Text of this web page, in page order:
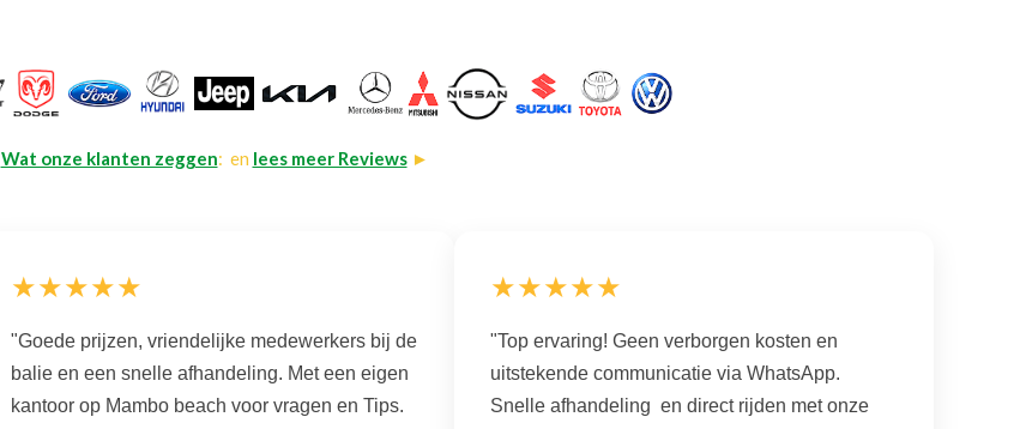
Wat onze klanten zeggen: en lees meer Reviews►
★★★★★
"Goede prijzen, vriendelijke medewerkers bij de
balie en een snelle afhandeling. Met een eigen
kantoor op Mambo beach voor vragen en Tips.
★★★★★
"Top ervaring! Geen verborgen kosten en
uitstekende communicatie via WhatsApp.
Snelle afhandeling en direct rijden met onze